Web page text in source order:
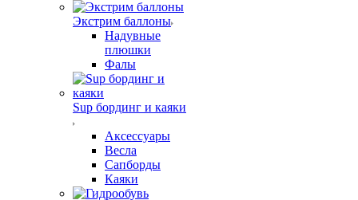
Экстрим баллоны
Надувные
плюшки
Фалы
Sup бординг и каяки
Аксессуары
Весла
Сапборды
Каяки